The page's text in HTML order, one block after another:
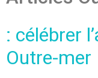
: célébrer
Outre-mer